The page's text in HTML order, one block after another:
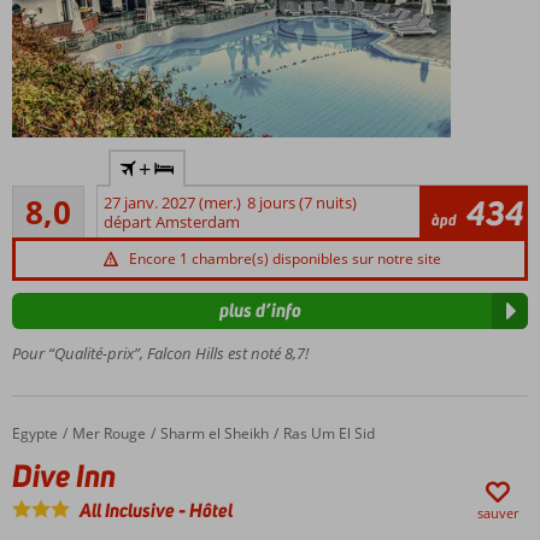
de
marche
de la
plage de
sable
de
taille
Service
navette
gratuit
pour la
8,0Très bon
89
commentaires
+
27 janv. 2027 (mer.) 8 jours (7 nuits)
départ Amsterdam
àpd 434
Encore 1 chambre(s) disponibles sur notre site
Pour “Qualité-prix”, Falcon Hills est noté 8,7!
plus d’info
Accueil
Egypte Mer Rouge Sharm el Sheikh Ras Um El Sid
Dive Inn
Dive Inn
All Inclusive-Hôtel sauver